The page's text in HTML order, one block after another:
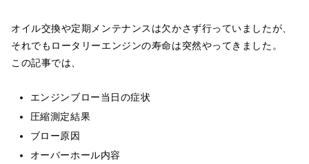
オイル交換や定期メンテナンスは欠かさず行っていましたが、
それでもロータリーエンジンの寿命は突然やってきました。
この記事では、
エンジンブロー当日の症状
圧縮測定結果
ブロー原因
オーバーホール内容